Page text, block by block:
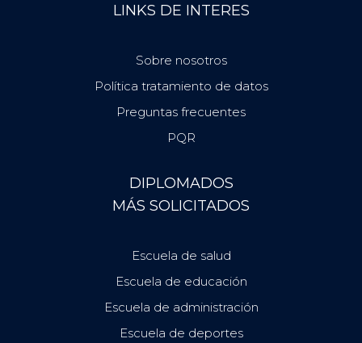
LINKS DE INTERES
Sobre nosotros
Política tratamiento de datos
Preguntas frecuentes
PQR
DIPLOMADOS
MÁS SOLICITADOS
Escuela de salud
Escuela de educación
Escuela de administración
Escuela de deportes